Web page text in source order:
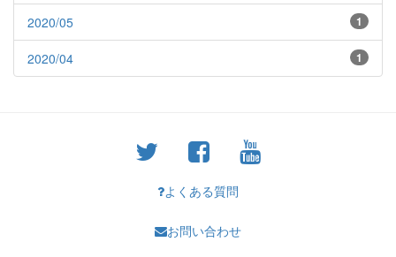
2020/05 1
2020/04 1
よくある質問
お問い合わせ